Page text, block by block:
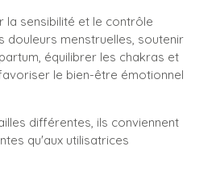
la sensibilité et le contrôle
douleurs menstruelles, soutenir
équilibrer les chakras et
le bien-être émotionnel
différentes, ils conviennent
qu'aux utilisatrices